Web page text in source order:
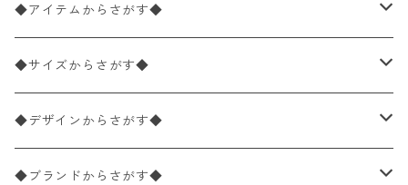
◆アイテムからさがす◆
ペーパーナプキン2枚バラ売り
ペーパーナプキン1枚バラ売り
ペーパーナプキン20枚入りパック
◆サイズからさがす◆
33×33cm（ランチサイズ）
バラ売り
25×25cm（カクテルサイズ）
◆デザインからさがす◆
花柄
◆ブランドからさがす◆